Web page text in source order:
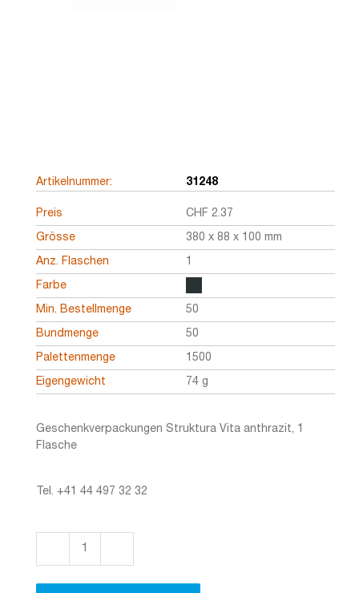
Artikelnummer: 31248
Preis CHF 2.37
Grösse 380 x 88 x 100 mm
Anz. Flaschen 1
Farbe
Min. Bestellmenge 50
Bundmenge 50
Palettenmenge 1500
Eigengewicht 74 g
Geschenkverpackungen Struktura Vita anthrazit, 1
Flasche
Tel. +41 44 497 32 32